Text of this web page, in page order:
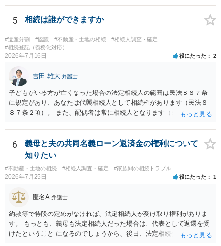
ますか。 →本人が自由に決められますので、どこが妥当とは言えない
です。客観的な基準もありません。 ・できれば穏やかに、分割を拒否
することはできますか。 →分割を拒否するということは、遺産はいら
ないということでしょうか。遺言で、受取を指定されててもいらない
と拒否することはできます。理由を説明する必要はありません。
5 相続は誰ができますか
#遺産分割 #協議 #不動産・土地の相続
#相続人調査・確定
#相続登記（義務化対応）
2026年7月16日 役にたった 2
吉田 雄大 弁護士
子どもがいる方が亡くなった場合の法定相続人の範囲は民法８８７条
に規定があり、あなたは代襲相続人として相続権があります（民法８
８７条２項）。 また、配偶者は常に相続人となります（民法８９０
も相続権があります。つまり、孫５人に加えて「おじ又はおば」にも
相続権がある可能性があります。
6
義母と夫の共同名義ローン返済金の権利について
知りたい
#不動産・土地の相続 #相続人調査・確定 #家族間の相続トラブル
2026年7月25日 役にたった 1
匿名A 弁護士
約款等で特段の定めがなければ、法定相続人が受け取り権利がありま
す。 もっとも、義母も法定相続人だった場合は、代表として返還を受
けたということ になるのでしょうから、後日、法定相続分に基づいて